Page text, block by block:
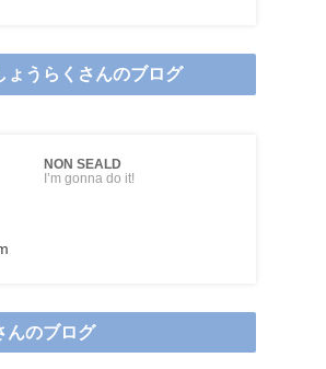
うらくさんのブログ
NON SEALD
I’m gonna do it!
んのブログ